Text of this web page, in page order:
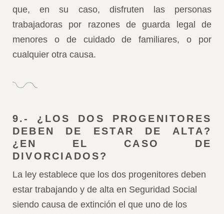
que, en su caso, disfruten las personas
trabajadoras por razones de guarda legal de
menores o de cuidado de familiares, o por
cualquier otra causa.
9.- ¿LOS DOS PROGENITORES
DEBEN DE ESTAR DE ALTA?
¿EN EL CASO DE
DIVORCIADOS?
La ley establece que los dos progenitores deben
estar trabajando y de alta en Seguridad Social
siendo causa de extinción el que uno de los